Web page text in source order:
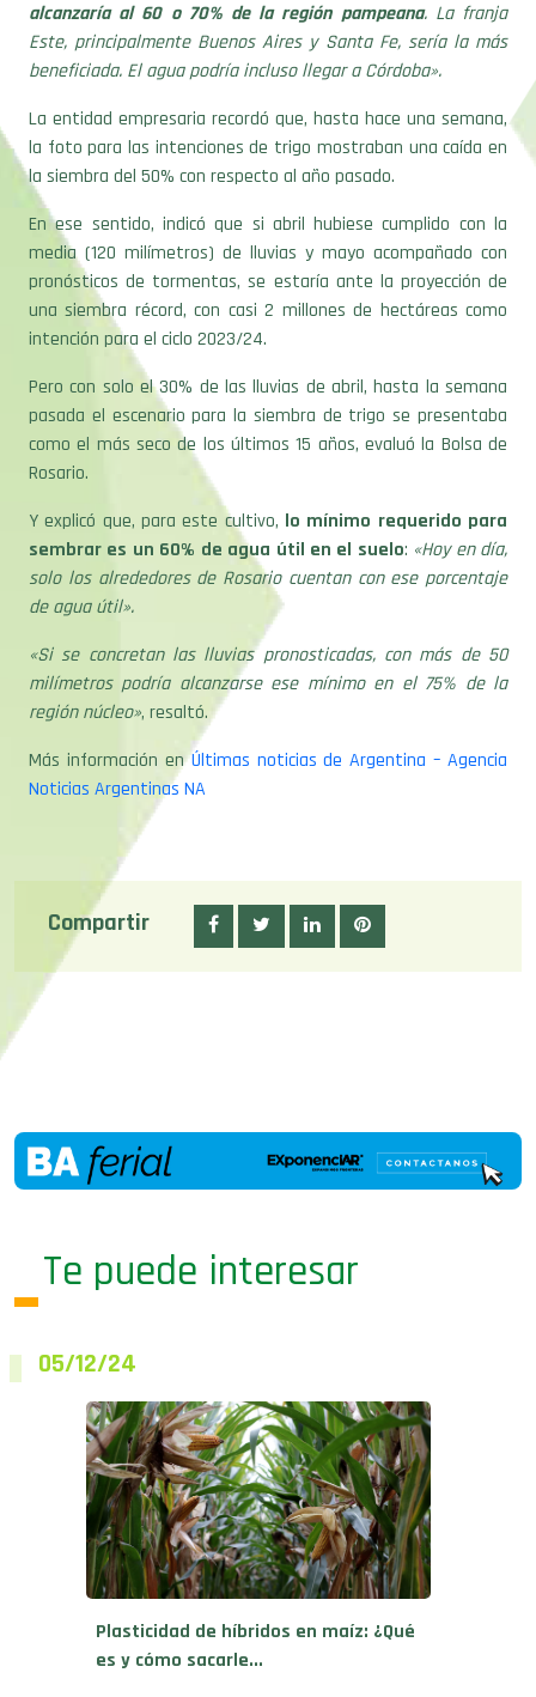
alcanzaría al 60 o 70% de la región pampeana. La franja
Este, principalmente Buenos Aires y Santa Fe, sería la más
beneficiada. El agua podría incluso llegar a Córdoba».
La entidad empresaria recordó que, hasta hace una semana,
la foto para las intenciones de trigo mostraban una caída en
la siembra del 50% con respecto al año pasado.
En ese sentido, indicó que si abril hubiese cumplido con la
media (120 milímetros) de lluvias y mayo acompañado con
pronósticos de tormentas, se estaría ante la proyección de
una siembra récord, con casi 2 millones de hectáreas como
intención para el ciclo 2023/24.
Pero con solo el 30% de las lluvias de abril, hasta la semana
pasada el escenario para la siembra de trigo se presentaba
como el más seco de los últimos 15 años, evaluó la Bolsa de
Rosario.
Y explicó que, para este cultivo, lo mínimo requerido para
sembrar es un 60% de agua útil en el suelo: «Hoy en día,
solo los alrededores de Rosario cuentan con ese porcentaje
de agua útil».
«Si se concretan las lluvias pronosticadas, con más de 50
milímetros podría alcanzarse ese mínimo en el 75% de la
región núcleo», resaltó.
Más información en​Últimas noticias de Argentina – ​Agencia
Noticias Argentinas NA
Compartir
Te puede interesar
05/12/24
Plasticidad de híbridos en maíz: ¿Qué
es y cómo sacarle...